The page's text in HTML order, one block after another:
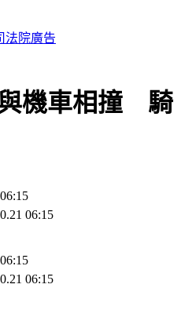
典示警：遇黑潮恐變強
機車相撞 騎
06:15
06:15